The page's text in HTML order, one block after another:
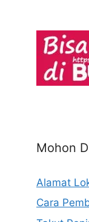
Mohon
Alamat
Cara